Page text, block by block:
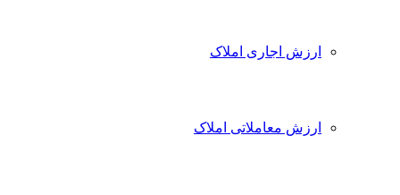
ارزش اجاری املاک
ارزش معاملاتی املاک